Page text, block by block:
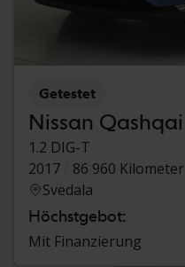
Getestet
Nissan Qashqai
1.2 DIG-T
2017
86 960 Kilometer
Svedala
Höchstgebot:
Mit Finanzierung